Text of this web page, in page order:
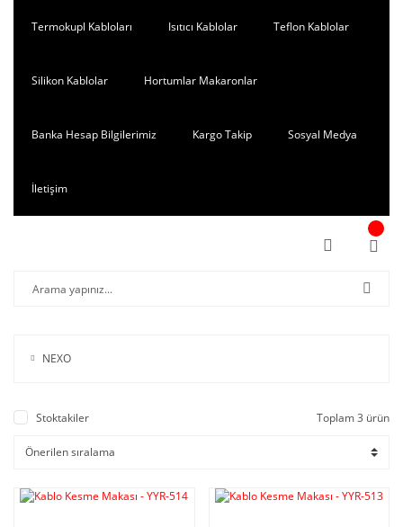
Termokupl Kabloları Isıtıcı Kablolar Teflon Kablolar
Silikon Kablolar Hortumlar Makaronlar
Banka Hesap Bilgilerimiz Kargo Takip Sosyal Medya
İletişim
NEXO
Stoktakiler Toplam 3 ürün